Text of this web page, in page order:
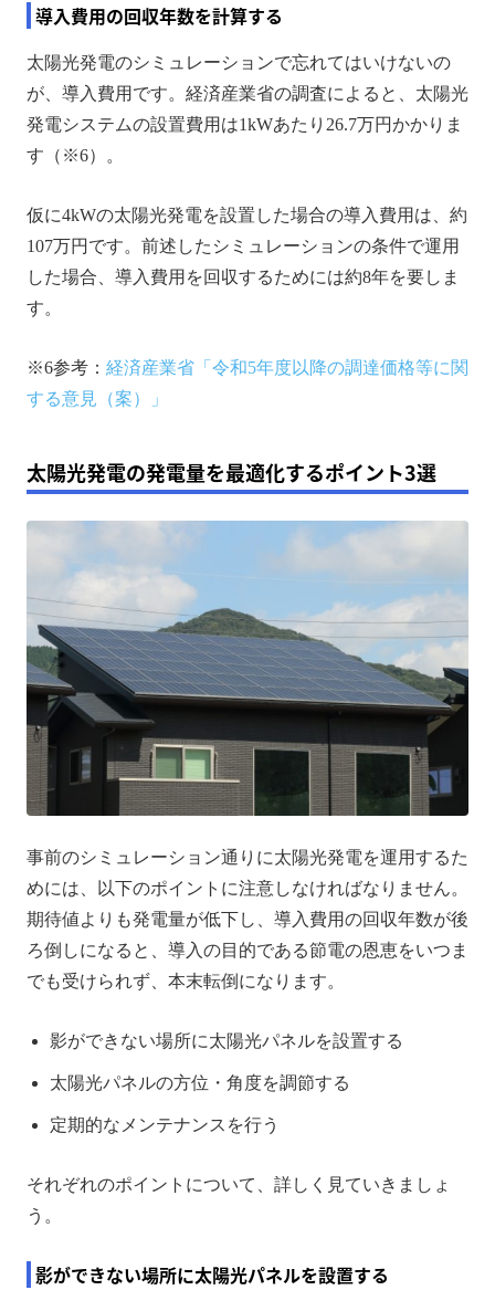
導入費用の回収年数を計算する
太陽光発電のシミュレーションで忘れてはいけないの
が、導入費用です。経済産業省の調査によると、太陽光
発電システムの設置費用は1kWあたり26.7万円かかりま
す（※6）。
仮に4kWの太陽光発電を設置した場合の導入費用は、約
107万円です。前述したシミュレーションの条件で運用
した場合、導入費用を回収するためには約8年を要しま
す。
※6参考： 経済産業省「令和5年度以降の調達価格等に関
する意見（案）」
太陽光発電の発電量を最適化するポイント3選
事前のシミュレーション通りに太陽光発電を運用するた
めには、以下のポイントに注意しなければなりません。
期待値よりも発電量が低下し、導入費用の回収年数が後
ろ倒しになると、導入の目的である節電の恩恵をいつま
でも受けられず、本末転倒になります。
影ができない場所に太陽光パネルを設置する
太陽光パネルの方位・角度を調節する
定期的なメンテナンスを行う
それぞれのポイントについて、詳しく見ていきましょ
う。
影ができない場所に太陽光パネルを設置する